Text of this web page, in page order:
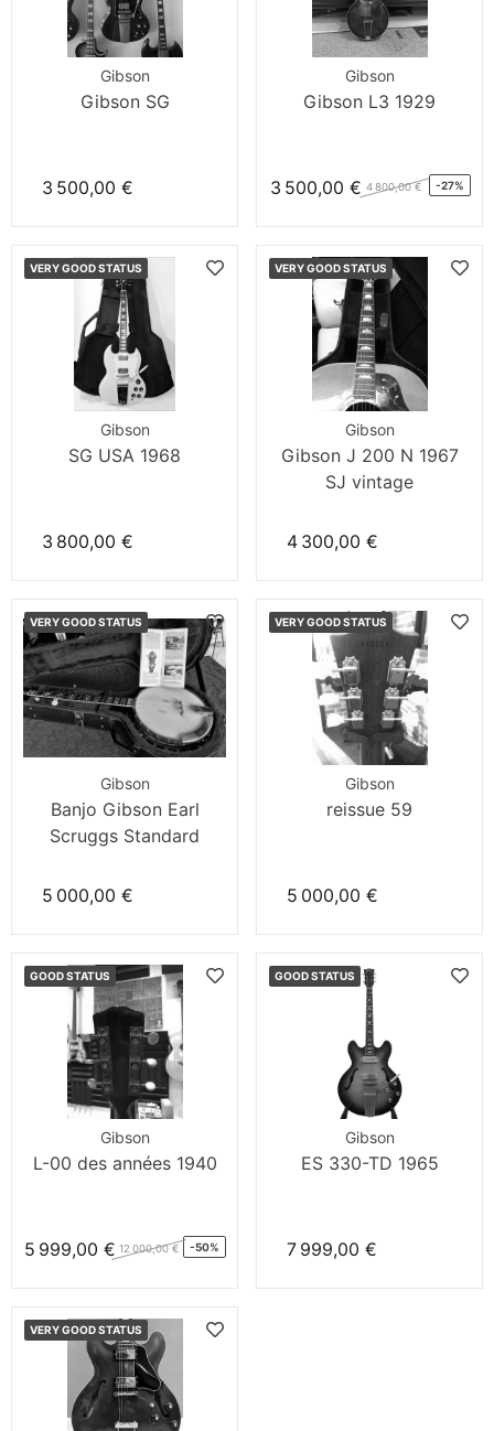
Gibson
Gibson SG
3 500,00 €
Gibson
Gibson L3 1929
3 500,00 € 4 800,00 € -27%
VERY GOOD STATUS
Gibson
SG USA 1968
3 800,00 €
VERY GOOD STATUS
Gibson
Gibson J 200 N 1967
SJ vintage
4 300,00 €
VERY GOOD STATUS
Gibson
Banjo Gibson Earl
Scruggs Standard
5 000,00 €
VERY GOOD STATUS
Gibson
reissue 59
5 000,00 €
GOOD STATUS
Gibson
L-00 des années 1940
5 999,00 € 12 000,00 € -50%
GOOD STATUS
Gibson
ES 330-TD 1965
7 999,00 €
VERY GOOD STATUS